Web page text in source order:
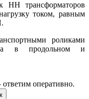
НН трансформаторов
током, равным
роликами
в продольном и
оперативно.